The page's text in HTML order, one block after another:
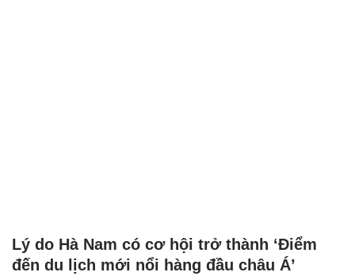
Lý do Hà Nam có cơ hội trở thành ‘Điểm
đến du lịch mới nổi hàng đầu châu Á’